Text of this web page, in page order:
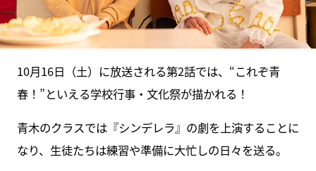
10月16日（土）に放送される第2話では、“これぞ青
春！”といえる学校行事・文化祭が描かれる！
青木のクラスでは『シンデレラ』の劇を上演することに
なり、生徒たちは練習や準備に大忙しの日々を送る。